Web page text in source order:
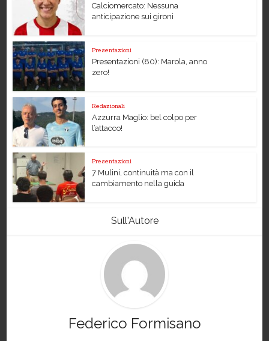
Calciomercato: Nessuna
anticipazione sui gironi
Presentazioni
Presentazioni (80): Marola, anno
zero!
Redazionali
Azzurra Maglio: bel colpo per
l’attacco!
Presentazioni
7 Mulini, continuità ma con il
cambiamento nella guida
Sull'Autore
Federico Formisano